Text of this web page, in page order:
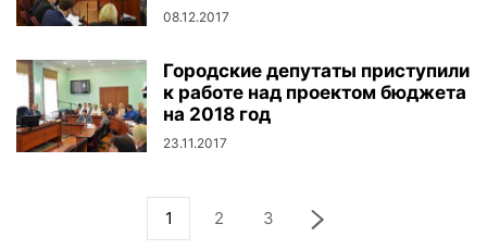
08.12.2017
Городские депутаты приступили
к работе над проектом бюджета
на 2018 год
23.11.2017
1 2 3